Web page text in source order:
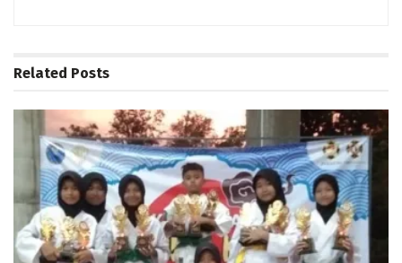
Related Posts